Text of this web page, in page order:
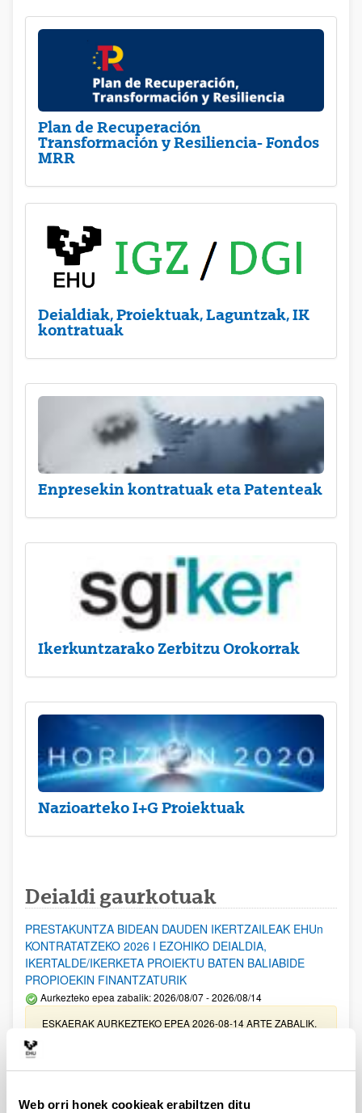
Web orri honek cookieak erabiltzen ditu
Plan de Recuperación
Transformación y Resiliencia- Fondos
MRR
Deialdiak, Proiektuak, Laguntzak, IK
kontratuak
Enpresekin kontratuak eta Patenteak
Ikerkuntzarako Zerbitzu Orokorrak
Nazioarteko I+G Proiektuak
Deialdi gaurkotuak
PRESTAKUNTZA BIDEAN DAUDEN IKERTZAILEAK EHUn
KONTRATATZEKO 2026 I EZOHIKO DEIALDIA,
IKERTALDE/IKERKETA PROIEKTU BATEN BALIABIDE
PROPIOEKIN FINANTZATURIK
Aurkezteko epea zabalik: 2026/08/07 - 2026/08/14
ESKAERAK AURKEZTEKO EPEA 2026-08-14 ARTE ZABALIK.
UPV/EHUn Azpiegitura Zientifikoa eta Funts Bibliografikoak